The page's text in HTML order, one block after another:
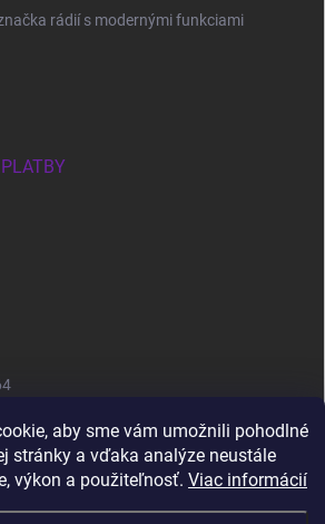
aby sme vám umožnili pohodlné
stránky a vďaka analýze neustále
výkon a použiteľnosť. Viac informácií
rádií s modernými funkciami
audio.sk